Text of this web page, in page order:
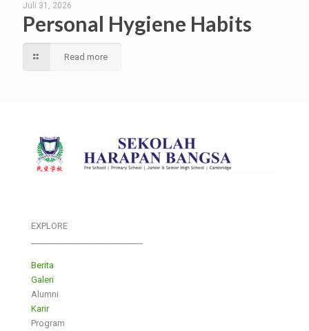
Juli 31, 2026
Personal Hygiene Habits
Read more
EXPLORE
Berita
Galeri
Alumni
Karir
Program